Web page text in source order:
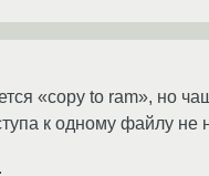
«copy to ram», но
к одному файлу не